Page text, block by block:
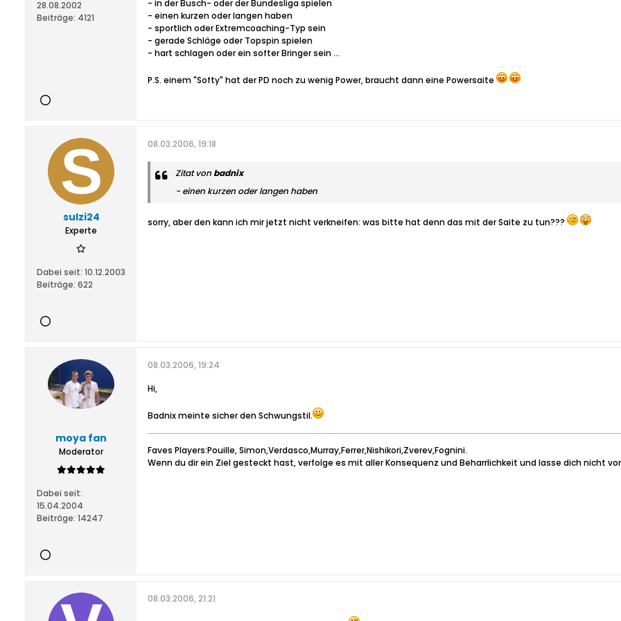
28.08.2002
Beiträge: 4121
- in der Busch- oder der Bundesliga spielen
- einen kurzen oder langen haben
- sportlich oder Extremcoaching-Typ sein
- gerade Schläge oder Topspin spielen
- hart schlagen oder ein softer Bringer sein ...
P.S. einem "Softy" hat der PD noch zu wenig Power, braucht dann eine Powersaite
sulzi24
Experte
Dabei seit: 10.12.2003
Beiträge: 622
08.03.2006, 19:18
Zitat vonbadnix
- einen kurzen oder langen haben
sorry, aber den kann ich mir jetzt nicht verkneifen: was bitte hat denn das mit der Saite zu tun???
moya fan
Moderator
Dabei seit:
15.04.2004
Beiträge: 14247
08.03.2006, 19:24
Hi,
Badnix meinte sicher den Schwungstil.
Faves Players:Pouille, Simon,Verdasco,Murray,Ferrer,Nishikori,Zverev,Fognini.
Wenn du dir ein Ziel gesteckt hast, verfolge es mit aller Konsequenz und Beharrlichkeit und lasse dich nicht
08.03.2006, 21:21